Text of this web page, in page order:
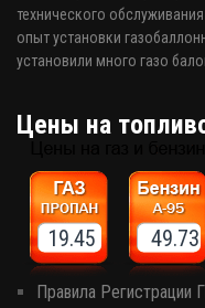
технического
опыт установки
установили много газо
Цены на
19.45 49.73
Правила Регистрации